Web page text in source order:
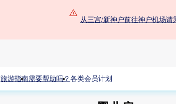
从三宫/新神户前往神户机场请
旅游指南需要帮助吗？ 各类会员计划